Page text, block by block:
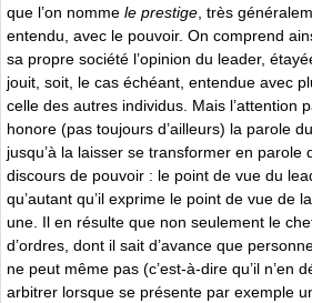
que l’on nomme le prestige, très
entendu, avec le pouvoir. On comprend
sa propre société l’opinion du leader,
jouit, soit, le cas échéant, entendue avec
celle des autres individus. Mais l’attention
honore (pas toujours d’ailleurs) la parole
jusqu’à la laisser se transformer en parole
discours de pouvoir : le point de vue du
qu’autant qu’il exprime le point de vue de
une. Il en résulte que non seulement le
d’ordres, dont il sait d’avance que
ne peut même pas (c’est-à-dire qu’il n’en
arbitrer lorsque se présente par exemple